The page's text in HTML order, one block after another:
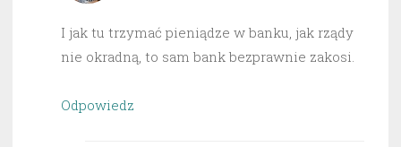
I jak tu trzymać pieniądze w banku, jak rządy
nie okradną, to sam bank bezprawnie zakosi.
Odpowiedz